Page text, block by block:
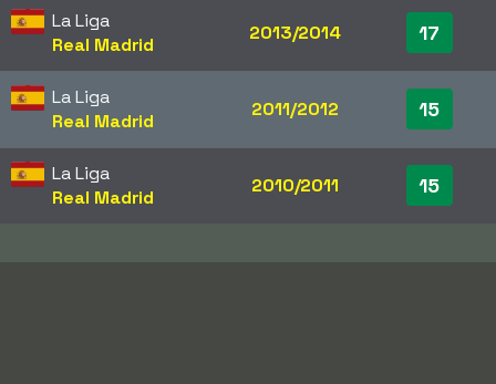
La Liga
Real Madrid
2013/2014 17
La Liga
Real Madrid
2011/2012 15
La Liga
Real Madrid
2010/2011 15